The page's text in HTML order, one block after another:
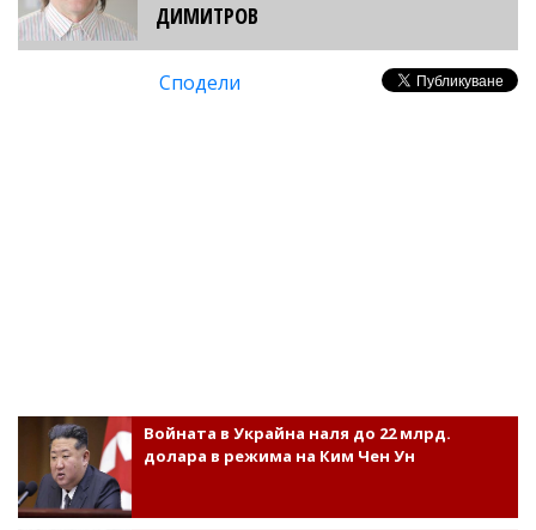
ДИМИТРОВ
Сподели
Войната в Украйна наля до 22 млрд.
долара в режима на Ким Чен Ун